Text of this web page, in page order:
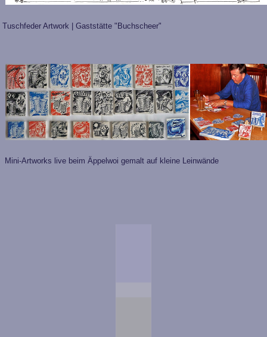
Tuschfeder Artwork | Gaststätte "Buchscheer"
Mini-Artworks live beim Äppelwoi gemalt auf kleine Leinwände